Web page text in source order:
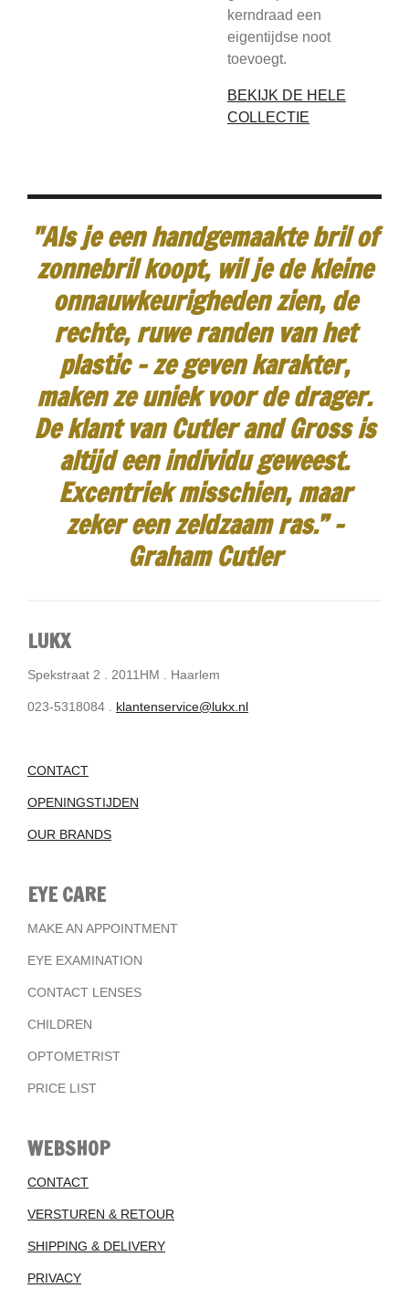
kerndraad een
eigentijdse noot
toevoegt.
BEKIJK DE HELE
COLLECTIE
"Als je een handgemaakte bril of
zonnebril koopt, wil je de kleine
onnauwkeurigheden zien, de
rechte, ruwe randen van het
plastic - ze geven karakter,
maken ze uniek voor de drager.
De klant van Cutler and Gross is
altijd een individu geweest.
Excentriek misschien, maar
zeker een zeldzaam ras.” -
Graham Cutler
LUKX
Spekstraat 2 . 2011HM . Haarlem
023-5318084 . klantenservice@lukx.nl
CONTACT
OPENINGSTIJDEN
OUR BRANDS
EYE CARE
MAKE AN APPOINTMENT
EYE EXAMINATION
CONTACT LENSES
CHILDREN
OPTOMETRIST
PRICE LIST
WEBSHOP
CONTACT
VERSTUREN & RETOUR
SHIPPING & DELIVERY
PRIVACY